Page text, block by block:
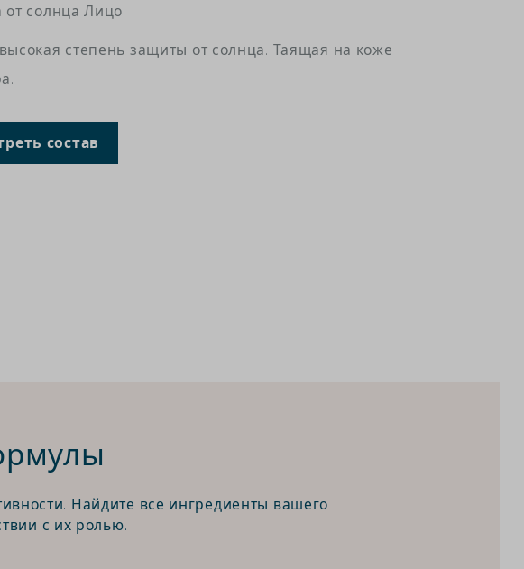
от солнца Лицо
степень защиты от солнца. Таящая на коже
состав
Найдите все ингредиенты вашего
с их ролью.